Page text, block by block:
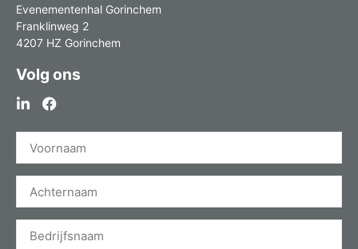
Evenementenhal Gorinchem
Franklinweg 2
4207 HZ Gorinchem
Volg ons